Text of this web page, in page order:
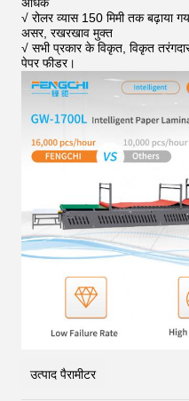
√ रोलर व्यास 150 मिमी तक बढ़ाया
असर, रखरखाव मुक्त
√ सभी प्रकार के विकृत, विकृत
पेपर फीडर।
उत्पाद पैरामीटर